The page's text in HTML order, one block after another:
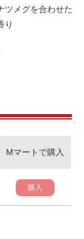
ツメグを合わせた
り
Mマートで購入
購入